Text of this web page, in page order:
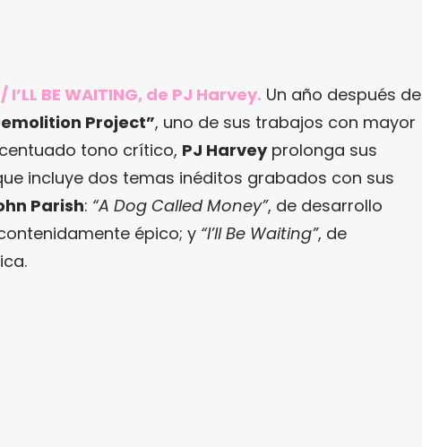
I’LL BE WAITING, de PJ Harvey. Un año después de
Project”, uno de sus trabajos con mayor
tono crítico, PJ Harveyprolonga sus
incluye dos temas inéditos grabados con sus
Parish: “A Dog Called Money”, de desarrollo
épico; y “I’ll Be Waiting”, de